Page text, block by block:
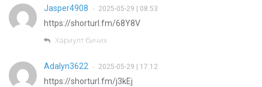
Jasper4908 • 2025-05-29 | 08:53
https://shorturl.fm/68Y8V
Хариулт бичих
Adalyn3622 • 2025-05-29 | 17:12
https://shorturl.fm/j3kEj